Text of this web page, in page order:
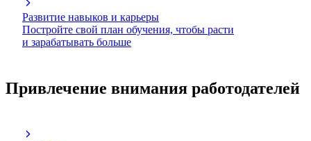
Развитие навыков и карьеры
Постройте свой план обучения, чтобы расти
и зарабатывать больше
Привлечение внимания работодателей